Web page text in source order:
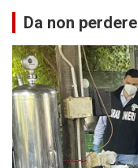
Da non perdere